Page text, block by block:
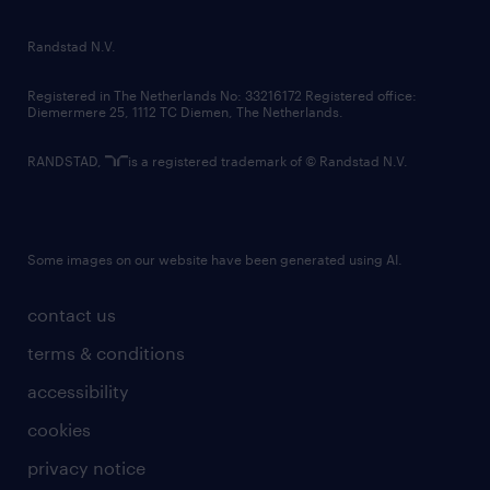
randstad innovation fund
country websites
contact us
terms & conditions
accessibility
cookies
privacy notice
Randstad N.V.
Registered in The Netherlands No: 33216172 Registered office:
Diemermere 25, 1112 TC Diemen, The Netherlands.
RANDSTAD, is a registered trademark of © Randstad N.V.
Some images on our website have been generated using AI.